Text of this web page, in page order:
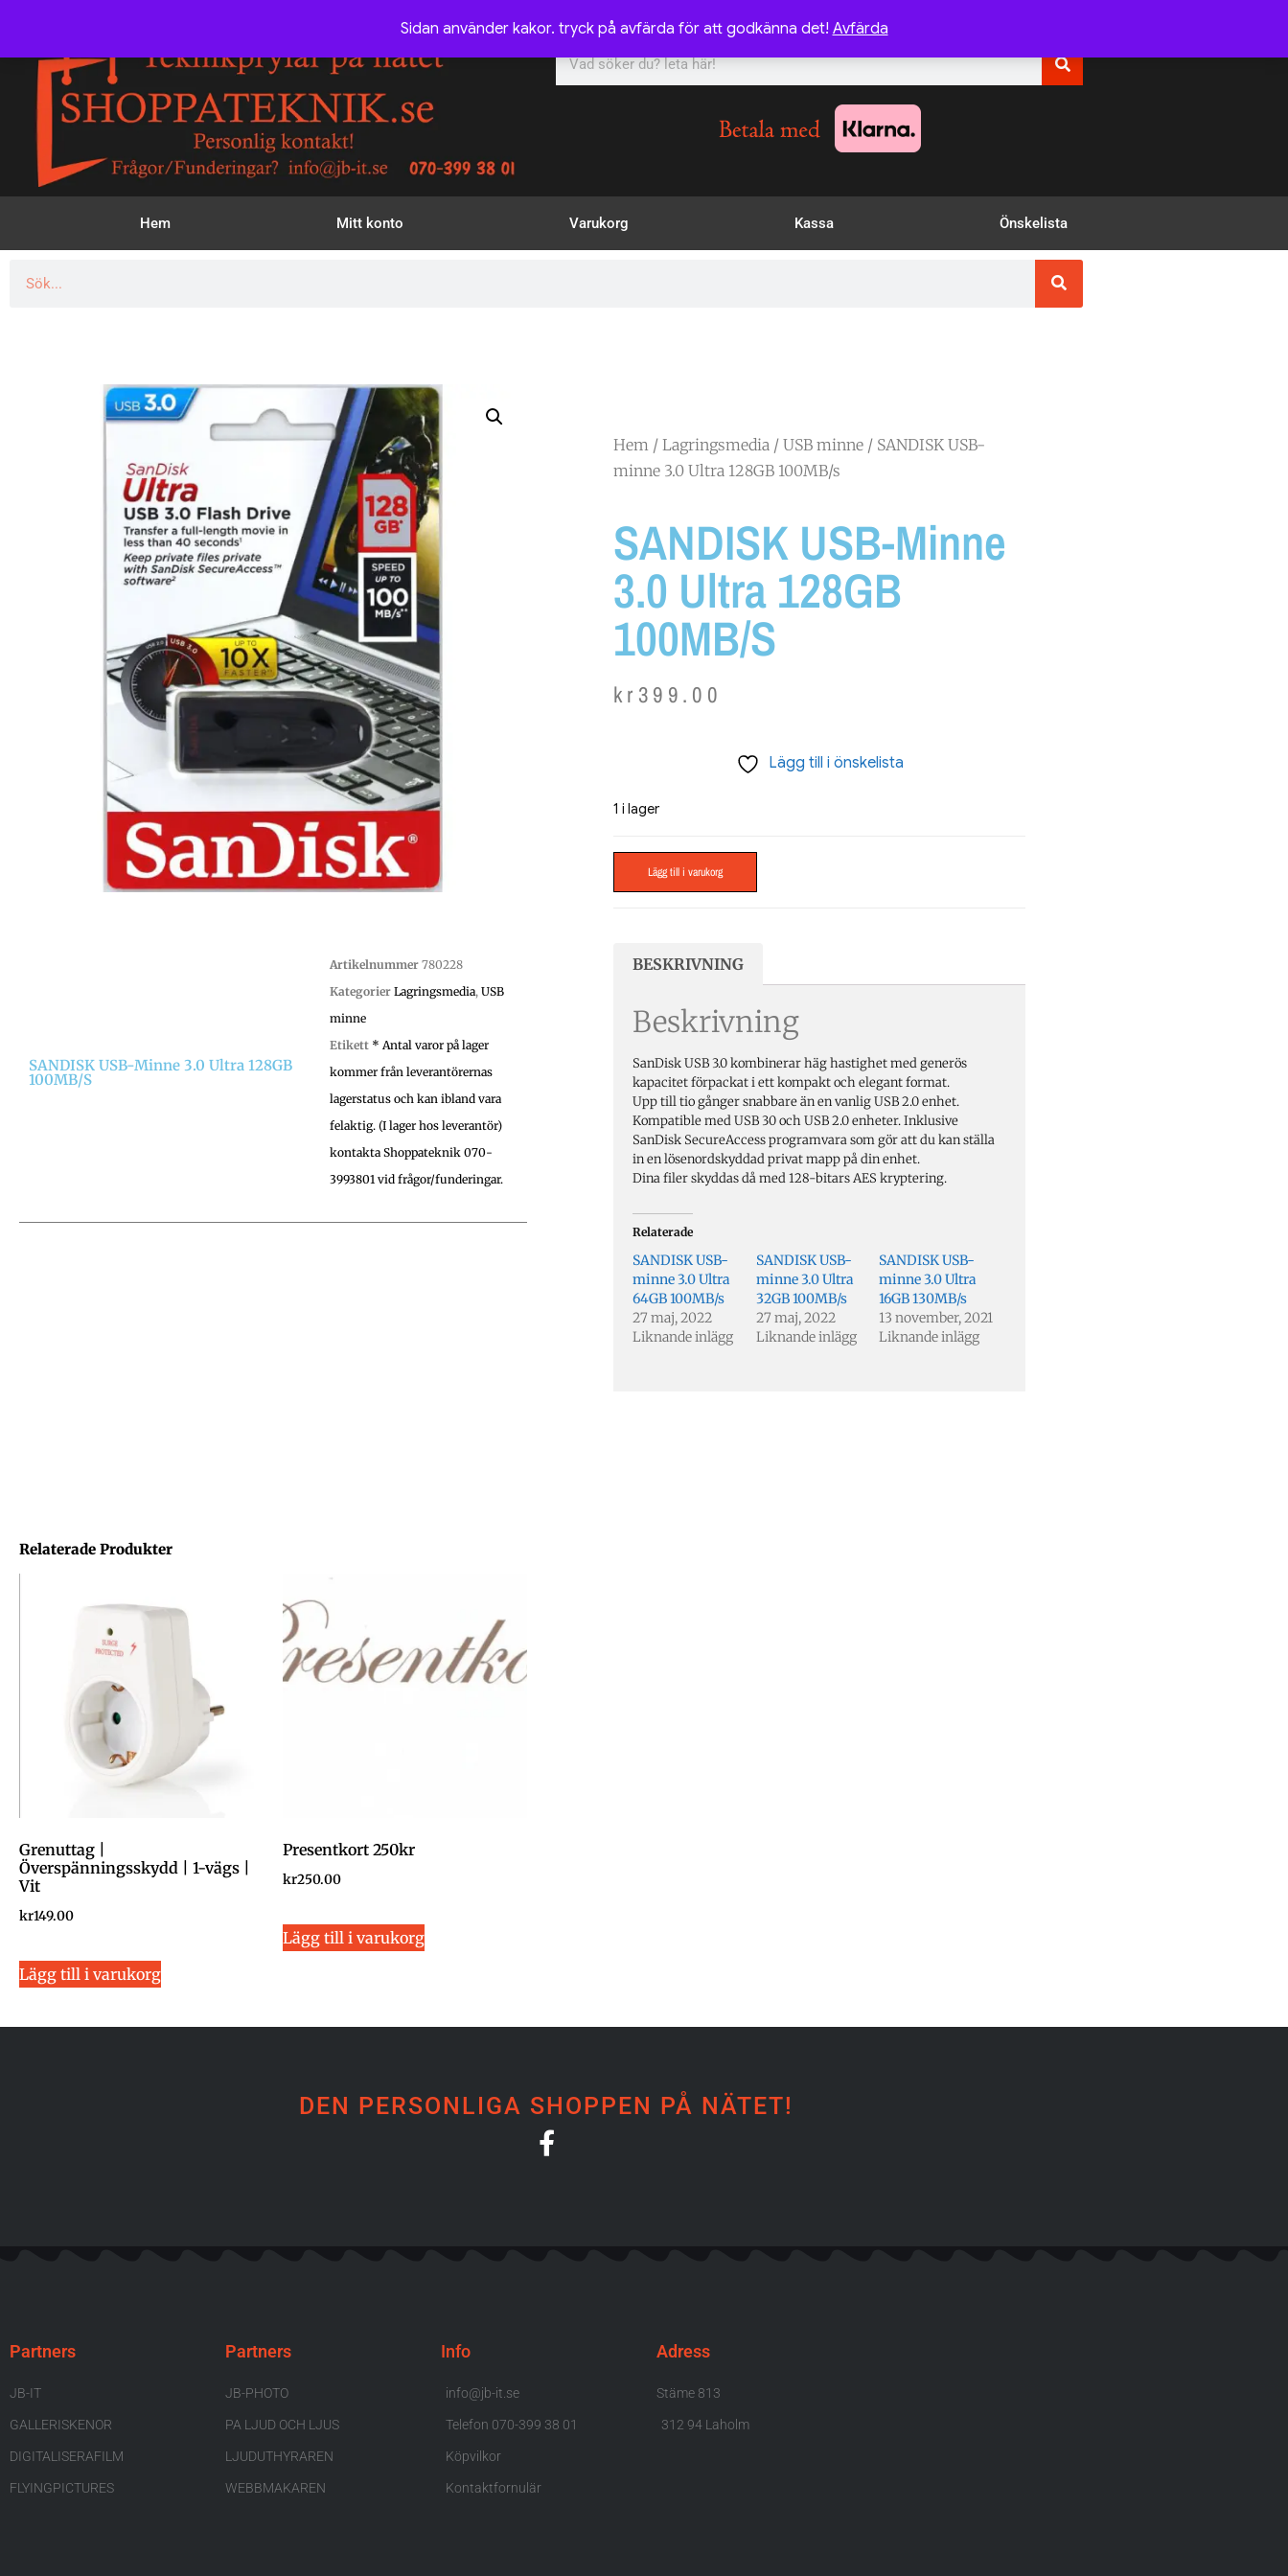
Sidan använder kakor. tryck på avfärda för att godkänna det! Avfärda
Hem Mitt konto Varukorg Kassa Önskelista
SANDISK USB-Minne 3.0 Ultra 128GB
100MB/s
Artikelnummer780228
Kategorier Lagringsmedia,USB
minne
Etikett * Antal varor på lager
kommer från leverantörernas
lagerstatus och kan ibland vara
felaktig. (I lager hos leverantör)
kontakta Shoppateknik 070-
3993801 vid frågor/funderingar.
Hem / Lagringsmedia / USB minne / SANDISK USB-
minne 3.0 Ultra 128GB 100MB/s
SANDISK USB-Minne
3.0 Ultra 128GB
100MB/s
kr 399.00
Lägg till i önskelista
1 i lager
Lägg till i varukorg
BESKRIVNING
Beskrivning
SanDisk USB 3.0 kombinerar häg hastighet med generös
kapacitet förpackat i ett kompakt och elegant format.
Upp till tio gånger snabbare än en vanlig USB 2.0 enhet.
Kompatible med USB 30 och USB 2.0 enheter. Inklusive
SanDisk SecureAccess programvara som gör att du kan ställa
in en lösenordskyddad privat mapp på din enhet.
Dina filer skyddas då med 128-bitars AES kryptering.
Relaterade
SANDISK USB-
minne 3.0 Ultra
64GB 100MB/s
27 maj, 2022
Liknande inlägg
SANDISK USB-
minne 3.0 Ultra
32GB 100MB/s
27 maj, 2022
Liknande inlägg
SANDISK USB-
minne 3.0 Ultra
16GB 130MB/s
13 november, 2021
Liknande inlägg
Relaterade Produkter
Grenuttag |
Överspänningsskydd | 1-vägs |
Vit
kr149.00
Lägg till i varukorg
Presentkort 250kr
kr250.00
Lägg till i varukorg
DEN PERSONLIGA SHOPPEN PÅ NÄTET!
Partners
JB-IT
GALLERISKENOR
DIGITALISERAFILM
FLYINGPICTURES
Partners
JB-PHOTO
PA LJUD OCH LJUS
LJUDUTHYRAREN
WEBBMAKAREN
Info
info@jb-it.se
Telefon 070-399 38 01
Köpvilkor
Kontaktfornulär
Adress
Stäme 813
312 94 Laholm